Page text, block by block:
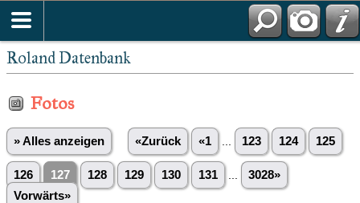
Roland Datenbank
Fotos
» Alles anzeigen «Zurück «1 123 124 125
126 127 128 129 130 131
3028»
Vorwärts»